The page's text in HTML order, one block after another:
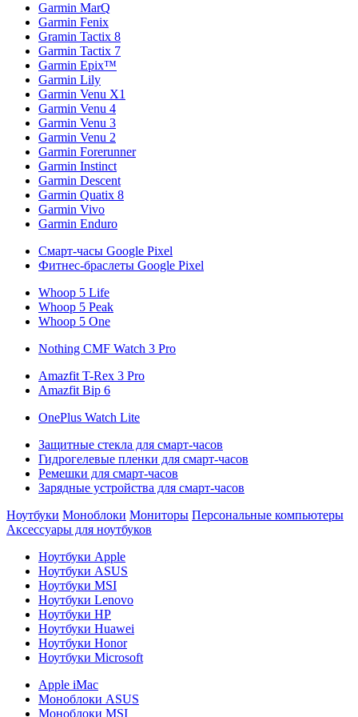
Garmin MarQ
Garmin Fenix
Gramin Tactix 8
Garmin Tactix 7
Garmin Epix™
Garmin Lily
Garmin Venu X1
Garmin Venu 4
Garmin Venu 3
Garmin Venu 2
Garmin Forerunner
Garmin Instinct
Garmin Descent
Garmin Quatix 8
Garmin Vivo
Garmin Enduro
Смарт-часы Google Pixel
Фитнес-браслеты Google Pixel
Whoop 5 Life
Whoop 5 Peak
Whoop 5 One
Nothing CMF Watch 3 Pro
Amazfit T-Rex 3 Pro
Amazfit Bip 6
OnePlus Watch Lite
Защитные стекла для смарт-часов
Гидрогелевые пленки для смарт-часов
Ремешки для смарт-часов
Зарядные устройства для смарт-часов
Ноутбуки Моноблоки Мониторы Персональные компьютеры
Аксессуары для ноутбуков
Ноутбуки Apple
Ноутбуки ASUS
Ноутбуки MSI
Ноутбуки Lenovo
Ноутбуки HP
Ноутбуки Huawei
Ноутбуки Honor
Ноутбуки Microsoft
Apple iMac
Моноблоки ASUS
Моноблоки MSI